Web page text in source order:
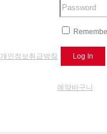
개인정보취급방침
예약바구니